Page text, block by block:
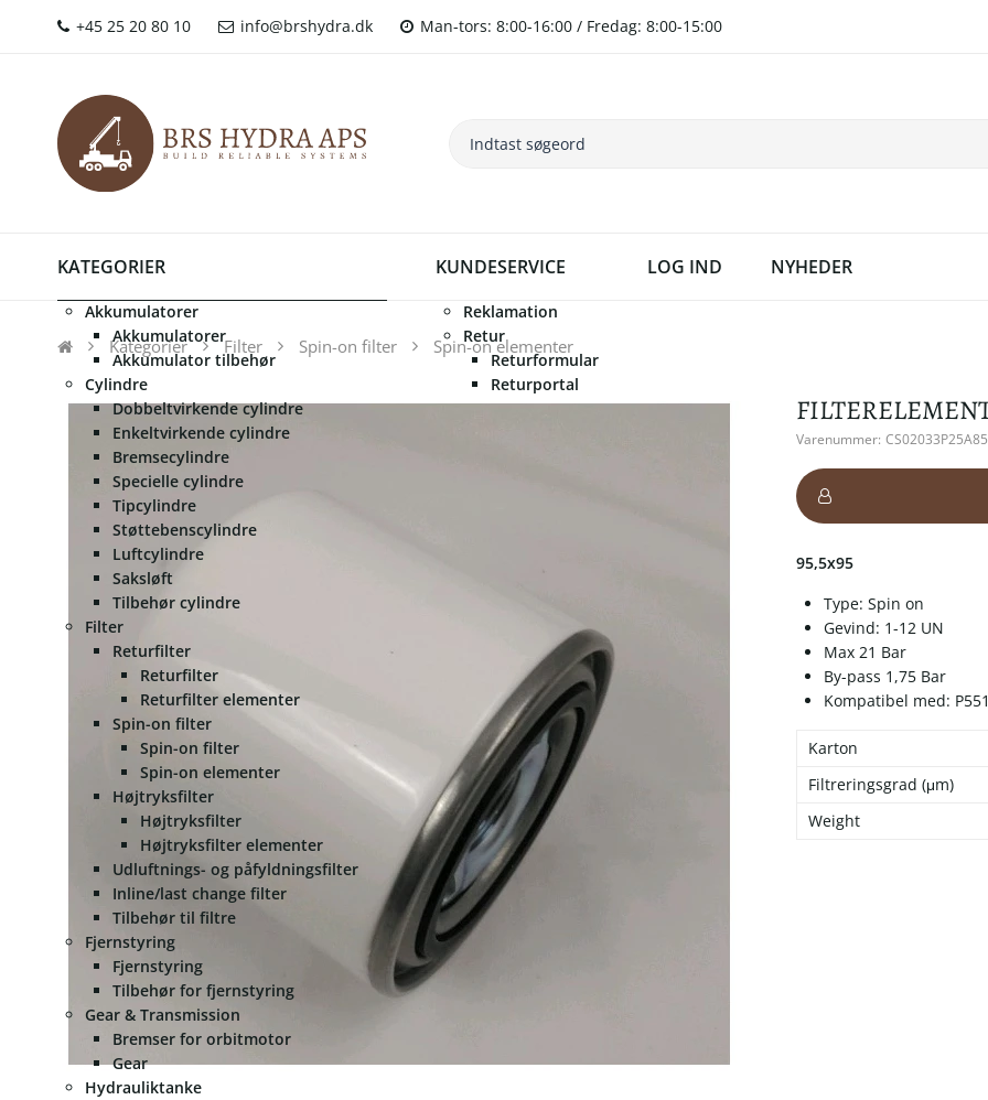
+45 25 20 80 10 info@brshydra.dk Man-tors: 8:00-16:00 / Fredag: 8:00-15:00
KATEGORIER
Akkumulatorer
Akkumulatorer
Akkumulator tilbehør
Cylindre
Dobbeltvirkende cylindre
Enkeltvirkende cylindre
Bremsecylindre
Specielle cylindre
Tipcylindre
Støttebenscylindre
Luftcylindre
Saksløft
Tilbehør cylindre
Filter
Returfilter
Returfilter
Returfilter elementer
Spin-on filter
Spin-on filter
Spin-on elementer
Højtryksfilter
Højtryksfilter
Højtryksfilter elementer
Udluftnings- og påfyldningsfilter
Inline/last change filter
Tilbehør til filtre
Fjernstyring
Fjernstyring
Tilbehør for fjernstyring
Gear & Transmission
Bremser for orbitmotor
Gear
Hydrauliktanke
KUNDESERVICE
Reklamation
Retur
Returformular
Returportal
LOG IND NYHEDER
Kategorier Filter Spin-on filter Spin-on elementer
Varenummer: CS02033P25A85
95,5x95
Type: Spin on
Gevind: 1-12 UN
Max 21 Bar
By-pass 1,75 Bar
Kompatibel med:
Karton
Filtreringsgrad (μm)
Weight